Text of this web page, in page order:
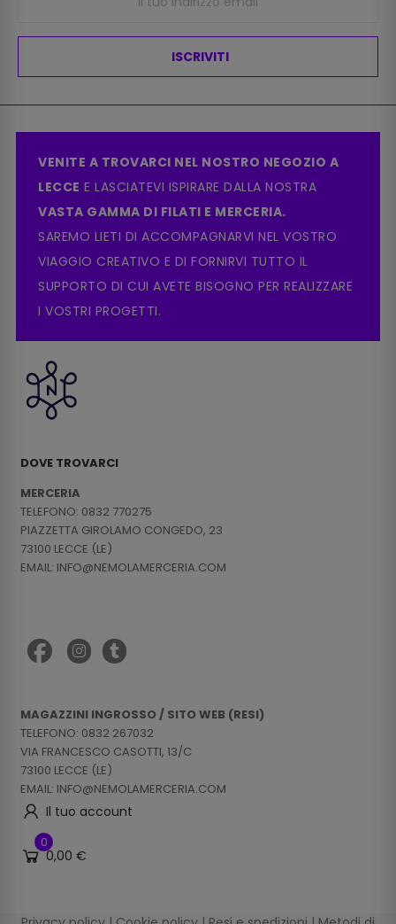
ISCRIVITI
VENITE A TROVARCI NEL NOSTRO NEGOZIO A
LECCE E LASCIATEVI ISPIRARE DALLA NOSTRA
VASTA GAMMA DI FILATI E MERCERIA.
SAREMO LIETI DI ACCOMPAGNARVI NEL VOSTRO
VIAGGIO CREATIVO E DI FORNIRVI TUTTO IL
SUPPORTO DI CUI AVETE BISOGNO PER REALIZZARE
I VOSTRI PROGETTI.
DOVE TROVARCI
MERCERIA
TELEFONO: 0832 770275
PIAZZETTA GIROLAMO CONGEDO, 23
73100 LECCE (LE)
EMAIL: INFO@NEMOLAMERCERIA.COM
MAGAZZINI INGROSSO / SITO WEB (RESI)
TELEFONO: 0832 267032
VIA FRANCESCO CASOTTI, 13/C
73100 LECCE (LE)
EMAIL: INFO@NEMOLAMERCERIA.COM
Il tuo account
0
0,00 €